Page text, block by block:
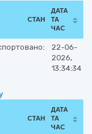
СТАН
ДАТА
ТА
ЧАС
22-06-
2026,
13:34:34
СТАН
ДАТА
ТА
ЧАС